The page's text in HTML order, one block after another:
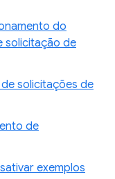
do
solicitação de
solicitações de
de
exemplos